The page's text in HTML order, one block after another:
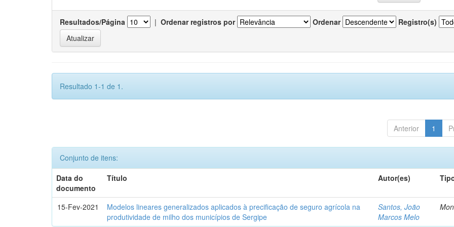
Resultados/Página | Ordenar registros por Ordenar Registro(s)
Resultado 1-1 de 1.
Anterior 1
Conjunto de itens:
Data do
documento
Título Autor(es)
15-Fev-2021
Modelos lineares generalizados aplicados à precificação de seguro agrícola na
produtividade de milho dos municípios de Sergipe
Santos, João
Marcos Melo